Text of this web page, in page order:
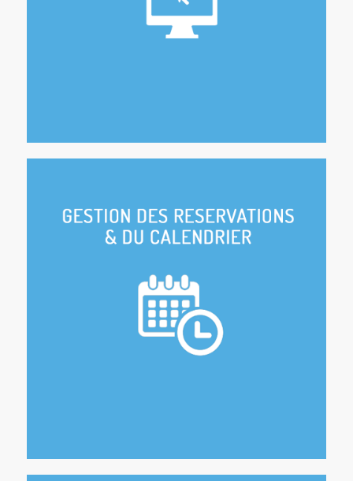
Périodes de location selon votre choix
Vérification du profil voyageur avant validation
selon vos critères
100 % de réponse à chacune des questions des
vacanciers